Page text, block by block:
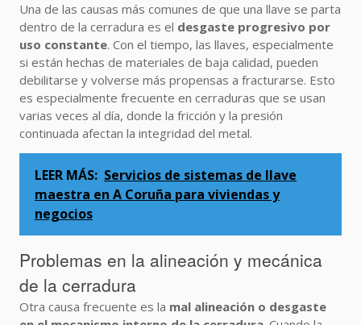
Una de las causas más comunes de que una llave se parta
dentro de la cerradura es el desgaste progresivo por
uso constante. Con el tiempo, las llaves, especialmente
si están hechas de materiales de baja calidad, pueden
debilitarse y volverse más propensas a fracturarse. Esto
es especialmente frecuente en cerraduras que se usan
varias veces al día, donde la fricción y la presión
continuada afectan la integridad del metal.
LEER MÁS: Servicios de sistemas de llave
maestra en A Coruña para viviendas y
negocios
Problemas en la alineación y mecánica
de la cerradura
Otra causa frecuente es la mal alineación o desgaste